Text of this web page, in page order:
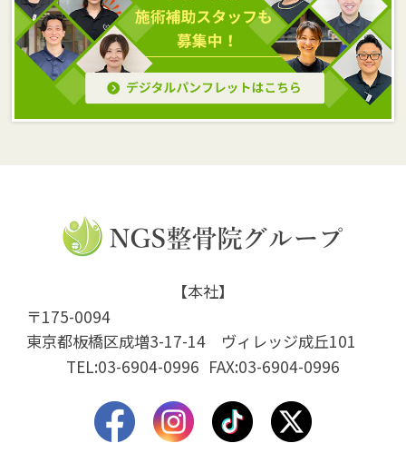
【本社】
〒175-0094
東京都板橋区成増3-17-14 ヴィレッジ成丘101
TEL:03-6904-0996 FAX:03-6904-0996